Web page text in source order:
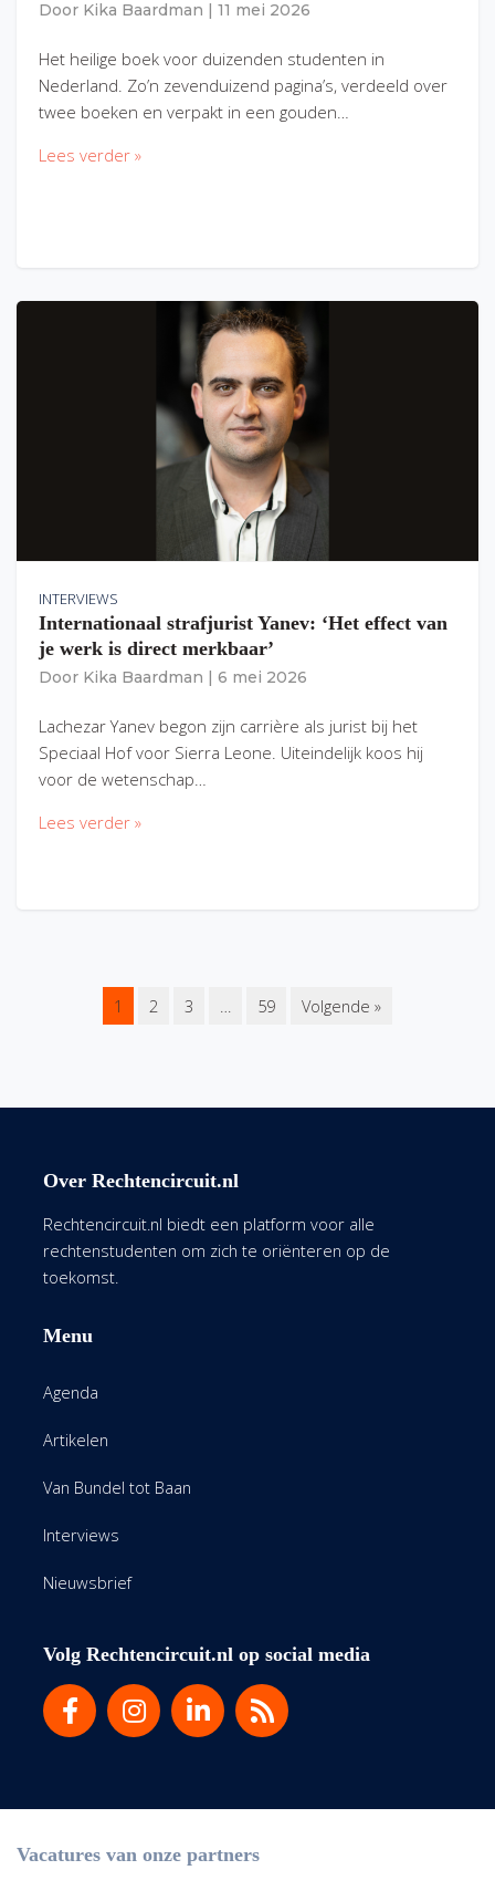
Door Kika Baardman 11 mei 2026
Het heilige boek voor duizenden studenten in
Nederland. Zo’n zevenduizend pagina’s, verdeeld over
twee boeken en verpakt in een gouden…
Lees verder »
INTERVIEWS
Internationaal strafjurist Yanev: ‘Het effect van
je werk is direct merkbaar’
Door Kika Baardman 6 mei 2026
Lachezar Yanev begon zijn carrière als jurist bij het
Speciaal Hof voor Sierra Leone. Uiteindelijk koos hij
voor de wetenschap…
Lees verder »
1 2 3 … 59 Volgende »
Over Rechtencircuit.nl
Rechtencircuit.nl biedt een platform voor alle
rechtenstudenten om zich te oriënteren op de
toekomst.
Menu
Agenda
Artikelen
Van Bundel tot Baan
Interviews
Nieuwsbrief
Volg Rechtencircuit.nl op social media
Vacatures van onze partners